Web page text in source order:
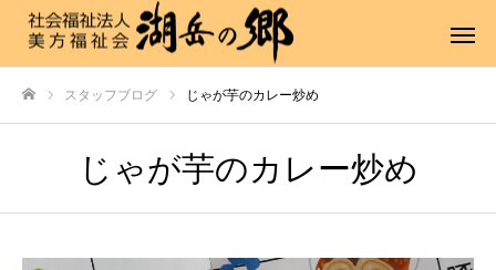
スタッフブログ じゃが芋のカレー炒め
じゃが芋のカレー炒め